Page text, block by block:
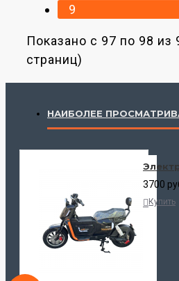
9
Показано с 97 по 98 из
страниц)
НАИБОЛЕЕ
3700
Купить